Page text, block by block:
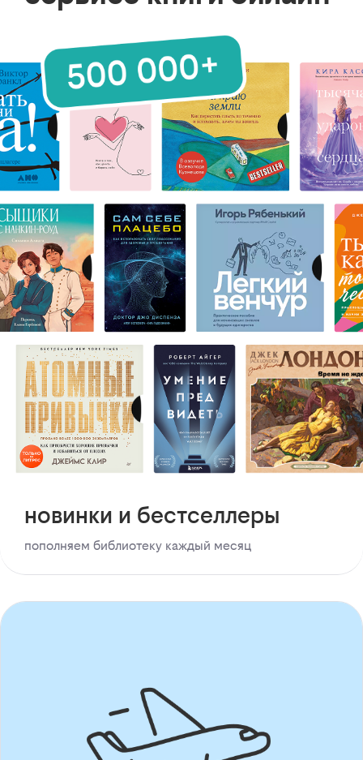
новинки и бестселлеры
пополняем библиотеку каждый месяц